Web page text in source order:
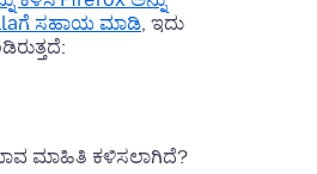
ಸಹಾಯ ಮಾಡಿ, ಇದು
ಮಾಹಿತಿ ಕಳಿಸಲಾಗಿದೆ?